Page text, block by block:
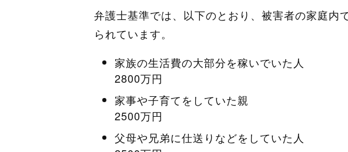
弁護士基準では、以下のとおり、被害者の家庭内
られています。
家族の生活費の大部分を稼いでいた人
2800万円
家事や子育てをしていた親
2500万円
父母や兄弟に仕送りなどをしていた人